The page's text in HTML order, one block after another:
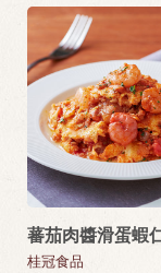
蕃茄肉醬滑蛋蝦
桂冠食品